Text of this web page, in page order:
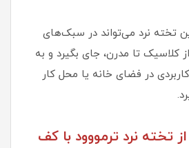
تخته نرد می‌تواند در سبک‌های
کلاسیک تا مدرن، جای بگیرد و به
در فضای خانه یا محل کار
تخته نرد ترمووود با کف